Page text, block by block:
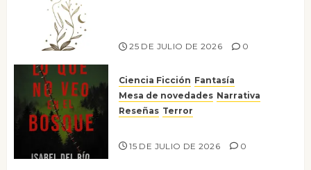
25 DE JULIO DE 2026 0
Ciencia Ficción Fantasía
Mesa de novedades Narrativa
Reseñas Terror
15 DE JULIO DE 2026 0